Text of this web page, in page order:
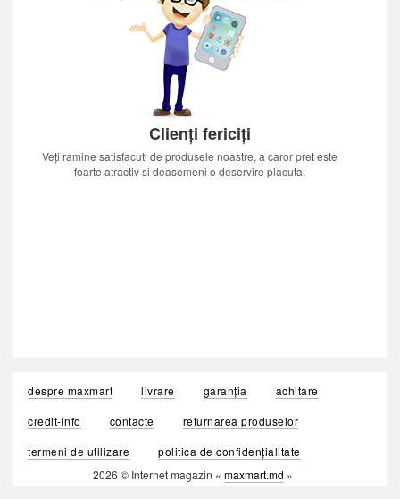
Clienți fericiți
Veți ramine satisfacuti de produsele noastre, a caror pret este
foarte atractiv si deasemeni o deservire placuta.
despre maxmart livrare garanția
achitare
credit-info
contacte
returnarea produselor
termeni de utilizare
politica de confidențialitate
2026 © Internet magazin « maxmart.md »